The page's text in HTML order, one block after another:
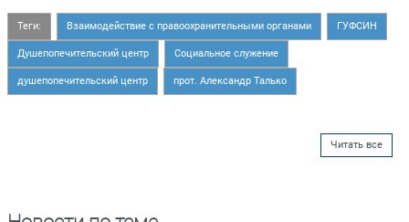
Теги: Взаимодействие с правоохранительными органами ГУФСИН
Душепопечительский центр Социальное служение
душепопечительский центр прот. Александр Талько
Читать все